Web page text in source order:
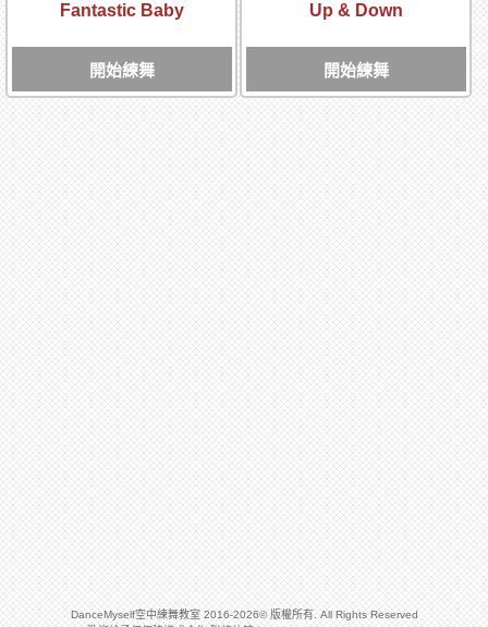
Fantastic Baby
開始練舞
Up & Down
開始練舞
DanceMyself空中練舞教室 2016-2026© 版權所有. All Rights Reserved